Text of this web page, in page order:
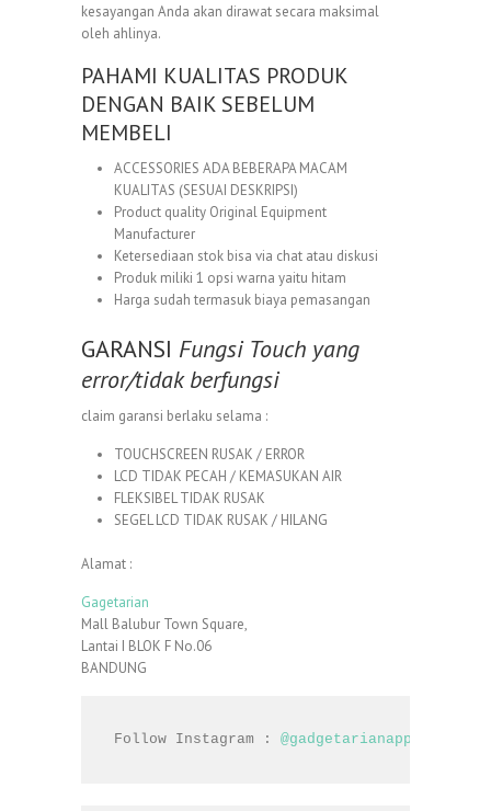
kesayangan Anda akan dirawat secara maksimal
oleh ahlinya.
PAHAMI KUALITAS PRODUK
DENGAN BAIK SEBELUM
MEMBELI
ACCESSORIES ADA BEBERAPA MACAM
KUALITAS (SESUAI DESKRIPSI)
Product quality Original Equipment
Manufacturer
Ketersediaan stok bisa via chat atau diskusi
Produk miliki 1 opsi warna yaitu hitam
Harga sudah termasuk biaya pemasangan
GARANSI Fungsi Touch yang
error/tidak berfungsi
claim garansi berlaku selama :
TOUCHSCREEN RUSAK / ERROR
LCD TIDAK PECAH / KEMASUKAN AIR
FLEKSIBEL TIDAK RUSAK
SEGEL LCD TIDAK RUSAK / HILANG
Alamat :
Gagetarian
Mall Balubur Town Square,
Lantai I BLOK F No.06
BANDUNG
Follow Instagram : @gadgetarianapple